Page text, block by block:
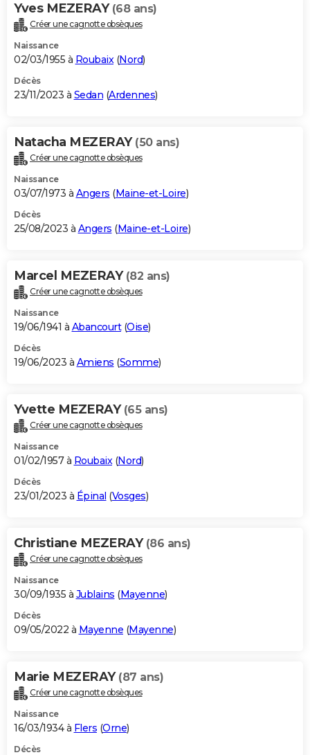
Yves MEZERAY (68 ans)
Créer une cagnotte obsèques
Naissance
02/03/1955 à Roubaix(Nord)
Décès
23/11/2023 à Sedan (Ardennes)
Natacha MEZERAY (50 ans)
Créer une cagnotte obsèques
Naissance
03/07/1973 à Angers (Maine-et-Loire)
Décès
25/08/2023 à Angers (Maine-et-Loire)
Marcel MEZERAY (82 ans)
Créer une cagnotte obsèques
Naissance
19/06/1941 à Abancourt(Oise)
Décès
19/06/2023 à Amiens (Somme)
Yvette MEZERAY (65 ans)
Créer une cagnotte obsèques
Naissance
01/02/1957 à Roubaix(Nord)
Décès
23/01/2023 à Épinal (Vosges)
Christiane MEZERAY (86 ans)
Créer une cagnotte obsèques
Naissance
30/09/1935 à Jublains (Mayenne)
Décès
09/05/2022 à Mayenne (Mayenne)
Marie MEZERAY (87 ans)
Créer une cagnotte obsèques
Naissance
16/03/1934 à Flers (Orne)
Décès